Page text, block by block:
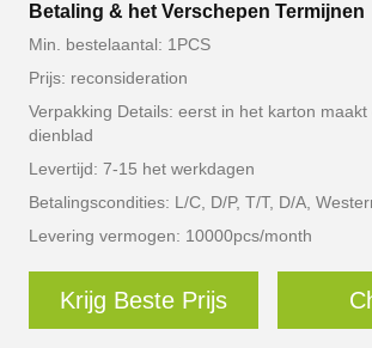
Betaling & het Verschepen Termijnen
Min. bestelaantal: 1PCS
Prijs: reconsideration
Verpakking Details: eerst in het karton
dienblad
Levertijd: 7-15 het werkdagen
Betalingscondities: L/C, D/P, T/T, D/A,
Levering vermogen: 10000pcs/month
Krijg Beste Prijs